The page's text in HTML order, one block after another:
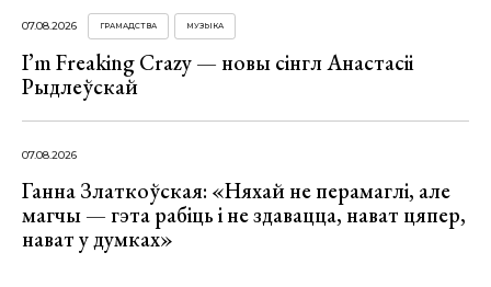
07.08.2026 ГРАМАДСТВА МУЗЫКА
I’m Freaking Crazy — новы сінгл Анастасіі
Рыдлеўскай
07.08.2026
Ганна Златкоўская: «Няхай не перамаглі, але
магчы — гэта рабіць і не здавацца, нават цяпер,
нават у думках»